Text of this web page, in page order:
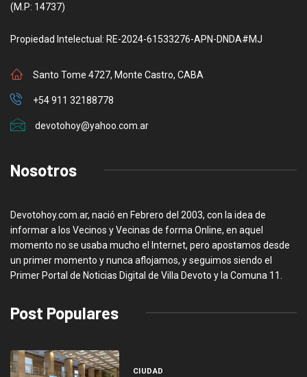
(M.P: 14737)
Propiedad Intelectual: RE-2024-61533276-APN-DNDA#MJ
Santo Tome 4727, Monte Castro, CABA
+54 911 32188778
devotohoy@yahoo.com.ar
Nosotros
Devotohoy.com.ar, nació en Febrero del 2003, con la idea de
informar a los Vecinos y Vecinas de forma Online, en aquel
momento no se usaba mucho el Internet, pero apostamos desde
un primer momento y nunca aflojamos, y seguimos siendo el
Primer Portal de Noticias Digital de Villa Devoto y la Comuna 11.
Post Populares
CIUDAD